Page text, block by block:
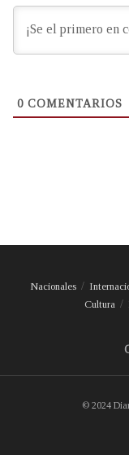
0 COMENTARIOS
Nacionales
Cultura
© 2024